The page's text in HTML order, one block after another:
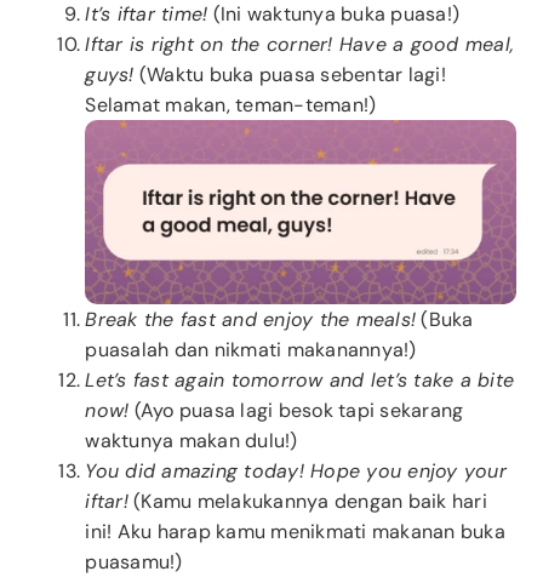
It’s iftar time! (Ini waktunya buka puasa!)
Iftar is right on the corner! Have a good meal,
guys! (Waktu buka puasa sebentar lagi!
Selamat makan, teman-teman!)
Break the fast and enjoy the meals!(Buka
puasalah dan nikmati makanannya!)
Let’s fast again tomorrow and let’s take a bite
now! (Ayo puasa lagi besok tapi sekarang
waktunya makan dulu!)
You did amazing today! Hope you enjoy your
iftar!(Kamu melakukannya dengan baik hari
ini! Aku harap kamu menikmati makanan buka
puasamu!)